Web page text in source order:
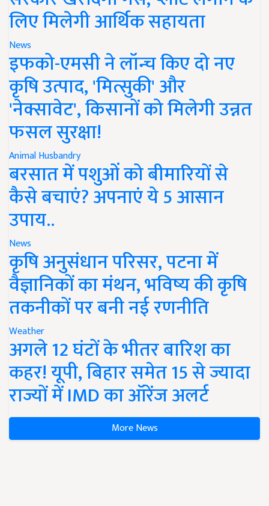
लिए मिलेगी आर्थिक सहायता
News
इफको-एमसी ने लॉन्च किए दो नए
कृषि उत्पाद, 'मित्सुकी' और
'नेक्सावेट', किसानों को मिलेगी उन्नत
फसल सुरक्षा!
Animal Husbandry
बरसात में पशुओं को बीमारियों से
कैसे बचाएं? अपनाएं ये 5 आसान
उपाय..
News
कृषि अनुसंधान परिसर, पटना में
वैज्ञानिकों का मंथन, भविष्य की कृषि
तकनीकों पर बनी नई रणनीति
Weather
अगले 12 घंटों के भीतर बारिश का
कहर! यूपी, बिहार समेत 15 से ज्यादा
राज्यों में IMD का ऑरेंज अलर्ट
More News